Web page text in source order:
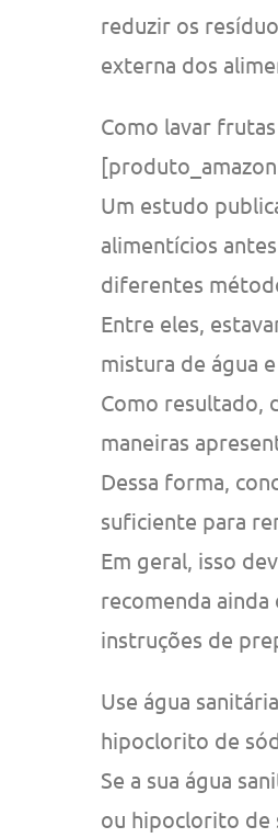
reduzir os
externa dos
Como lavar
Um estudo
alimentícios
diferentes
Entre eles,
mistura de água
Como resultado,
maneiras
Dessa forma,
suficiente para
Em geral, isso
recomenda
instruções de
Use água
hipoclorito de
Se a sua água
ou hipoclorito de